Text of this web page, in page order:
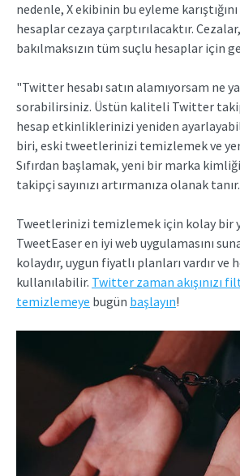
nedenle, X ekibinin bu eyleme
hesaplar cezaya çarptırılacaktır.
bakılmaksızın tüm suçlu hesaplar için
"Twitter hesabı satın alamıyorsam ne
sorabilirsiniz. Üstün kaliteli Twitter
hesap etkinliklerinizi yeniden
biri, eski tweetlerinizi temizlemek ve
Sıfırdan başlamak, yeni bir marka
takipçi sayınızı artırmanıza olanak tanır.
Tweetlerinizi temizlemek için kolay bir
TweetEaser en iyi web uygulamasını
kolaydır, uygun fiyatlı planları vardır ve
kullanılabilir. Twitter zaman akışınızı
temizlemeye bugün başlayın!